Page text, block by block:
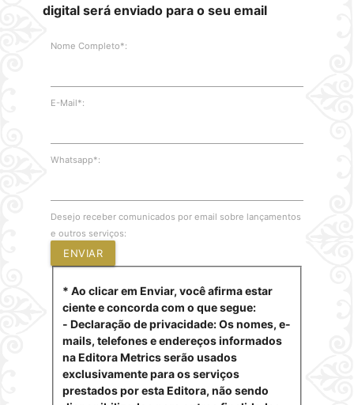
digital será enviado para o seu email
Nome Completo*:
E-Mail*:
Whatsapp*:
Desejo receber comunicados por email sobre lançamentos
e outros serviços:
ENVIAR
* Ao clicar em Enviar, você afirma estar
ciente e concorda com o que segue:
- Declaração de privacidade: Os nomes, e-
mails, telefones e endereços informados
na Editora Metrics serão usados
exclusivamente para os serviços
prestados por esta Editora, não sendo